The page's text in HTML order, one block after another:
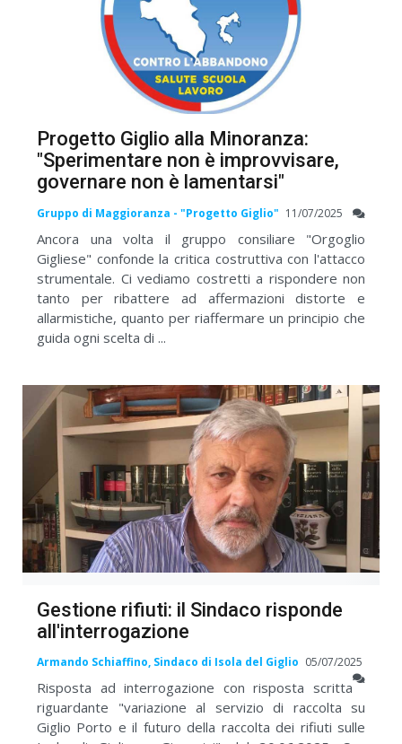
Progetto Giglio alla Minoranza:
"Sperimentare non è improvvisare,
governare non è lamentarsi"
Gruppo di Maggioranza - "Progetto Giglio" 11/07/2025
Ancora una volta il gruppo consiliare "Orgoglio
Gigliese" confonde la critica costruttiva con l'attacco
strumentale. Ci vediamo costretti a rispondere non
tanto per ribattere ad affermazioni distorte e
allarmistiche, quanto per riaffermare un principio che
guida ogni scelta di ...
Gestione rifiuti: il Sindaco risponde
all'interrogazione
Armando Schiaffino, Sindaco di Isola del Giglio 05/07/2025
Risposta ad interrogazione con risposta scritta
riguardante "variazione al servizio di raccolta su
Giglio Porto e il futuro della raccolta dei rifiuti sulle